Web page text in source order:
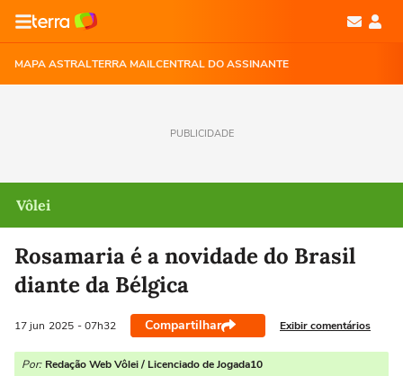
MAPA ASTRALTERRA MAILCENTRAL DO ASSINANTE
PUBLICIDADE
Vôlei
Rosamaria é a novidade do Brasil
diante da Bélgica
17 jun 2025 - 07h32 Compartilhar Exibir comentários
Por: Redação Web Vôlei / Licenciado de Jogada10